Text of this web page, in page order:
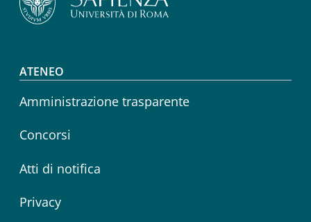
Footer menu
ATENEO
Amministrazione trasparente
Concorsi
Atti di notifica
Privacy